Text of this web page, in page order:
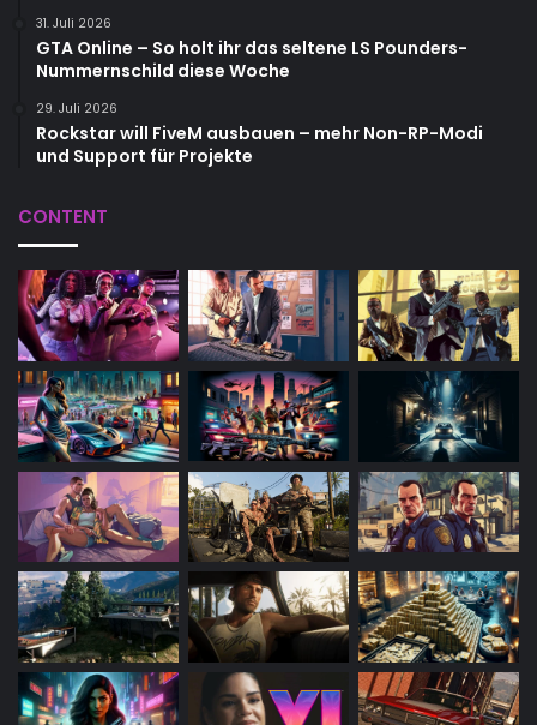
31. Juli 2026
GTA Online – So holt ihr das seltene LS Pounders-
Nummernschild diese Woche
29. Juli 2026
Rockstar will FiveM ausbauen – mehr Non-RP-Modi
und Support für Projekte
CONTENT